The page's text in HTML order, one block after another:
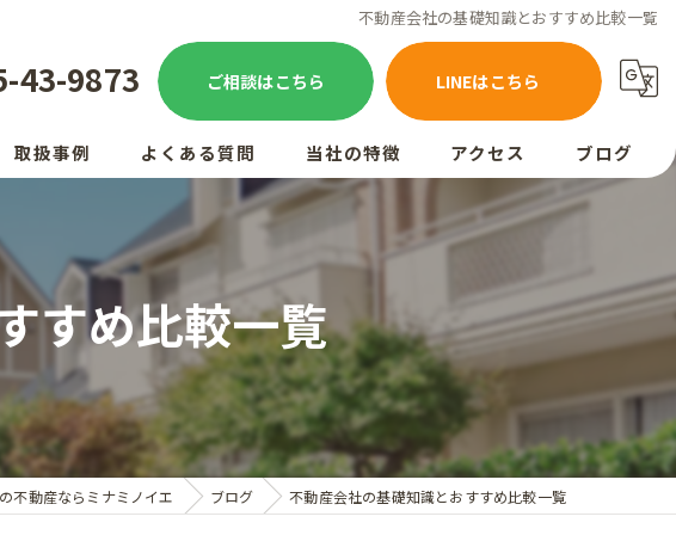
不動産会社の基礎知識とおすすめ比較一覧
43-9873 ご相談はこちら LINEはこちら
取扱事例 よくある質問
お客様の声
当社の特徴
相続
空き家
査定
アクセス ブログ
すめ比較一覧
不動産ならミナミノイエ ブログ 不動産会社の基礎知識とおすすめ比較一覧